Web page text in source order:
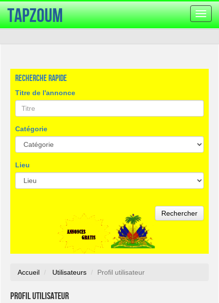
la
TapZoum
Recherche rapide
Titre de l'annonce
Catégorie
Lieu
Rechercher
Accueil Utilisateurs Profil utilisateur
Profil utilisateur